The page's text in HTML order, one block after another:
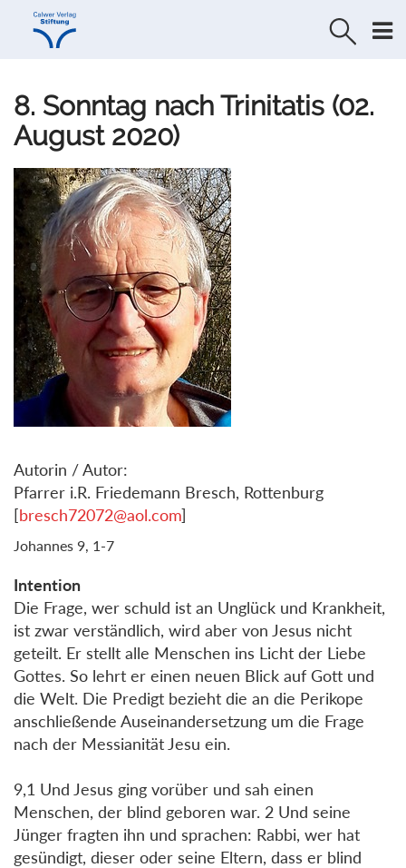
Direkt
Direkt
8. Sonntag nach Trinitatis (02.
August 2020)
Autorin / Autor:
Pfarrer i.R. Friedemann Bresch, Rottenburg
[bresch72072@aol.com]
Johannes 9, 1-7
Intention
Die Frage, wer schuld ist an Unglück und Krankheit,
ist zwar verständlich, wird aber von Jesus nicht
geteilt. Er stellt alle Menschen ins Licht der Liebe
Gottes. So lehrt er einen neuen Blick auf Gott und
die Welt. Die Predigt bezieht die an die Perikope
anschließende Auseinandersetzung um die Frage
nach der Messianität Jesu ein.
9,1 Und Jesus ging vorüber und sah einen
Menschen, der blind geboren war. 2 Und seine
Jünger fragten ihn und sprachen: Rabbi, wer hat
gesündigt, dieser oder seine Eltern, dass er blind